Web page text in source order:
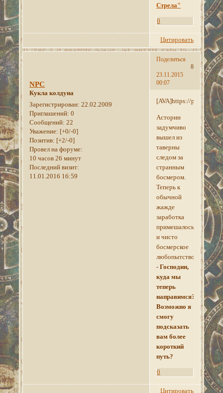
Стрела"
0
Цитировать
Поделиться
8
23.11.2015
00:07
NPC
Кукла колдуна
Зарегистрирован: 22.02.2009
Приглашений: 0
Сообщений: 22
Уважение: [+0/-0]
Позитив: [+2/-0]
Провел на форуме:
10 часов 26 минут
Последний визит:
11.01.2016 16:59
[AVA]https://pp.vk.me/
Асторин
задумчиво
вышел из
таверны
следом за
странным
босмером.
Теперь к
обычной
жажде
заработка
примешалось
и чисто
босмерское
любопытство.
- Господин,
куда мы
теперь
направимся?
Возможно я
смогу
подсказать
вам более
короткий
путь?
0
Цитировать